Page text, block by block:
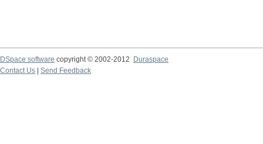
DSpace software copyright © 2002-2012
Duraspace
Contact Us
Send Feedback